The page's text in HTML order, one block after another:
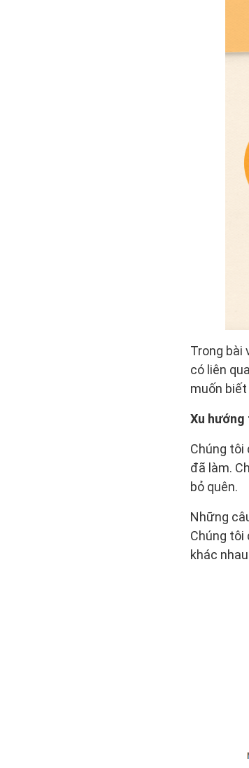
Trong bài
có liên
muốn
Xu
Chúng tôi
đã làm.
bỏ quên.
Những
Chúng
khác